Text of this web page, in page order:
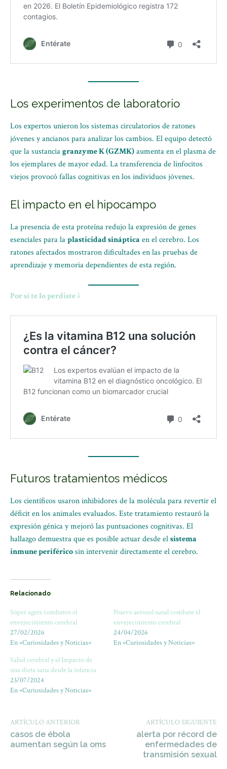
Los experimentos de laboratorio
Los expertos unieron los sistemas circulatorios de ratones
jóvenes y ancianos para analizar los cambios. El equipo detectó
que la sustanciagranzyme K (GZMK)aumenta en el plasma de
los ejemplares de mayor edad. La transferencia de linfocitos
viejos provocó fallas cognitivas en los individuos jóvenes.
El impacto en el hipocampo
La presencia de esta proteína redujo la expresión de genes
esenciales para laplasticidad sináptica en el cerebro. Los
ratones afectados mostraron dificultades en las pruebas de
aprendizaje y memoria dependientes de esta región.
Por sí te lo perdiste ↓
Futuros tratamientos médicos
Los científicos usaron inhibidores de la molécula para revertir el
déficit en los animales evaluados. Este tratamiento restauró la
expresión génica y mejoró las puntuaciones cognitivas. El
hallazgo demuestra que es posible actuar desde elsistema
inmune periféricosin intervenir directamente el cerebro.
Relacionado
Súper agers combaten el
envejecimiento cerebral
27/02/2026
En «Curiosidades y Noticias»
Nuevo aerosol nasal combate el
envejecimiento cerebral
24/04/2026
En «Curiosidades y Noticias»
Salud cerebral y el Impacto de
una dieta sana desde la infancia
23/07/2024
En «Curiosidades y Noticias»
ARTÍCULO ANTERIOR
casos de ébola
aumentan según la oms
ARTÍCULO SIGUIENTE
alerta por récord de
enfermedades de
transmisión sexual